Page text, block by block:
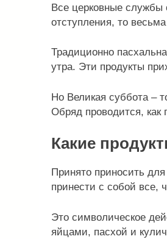
Все церковные службы
отступления, то
Традиционно
утра. Эти продукты
Но Великая суббота –
Обряд проводится, как
Какие
Принято приносить
принести с собой все,
Это символическое
яйцами, пасхой и